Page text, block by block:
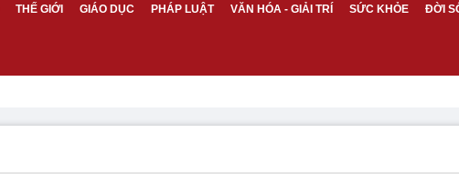
THẾ GIỚI GIÁO DỤC PHÁP LUẬT VĂN HÓA - GIẢI TRÍ SỨC KHỎE ĐỜI